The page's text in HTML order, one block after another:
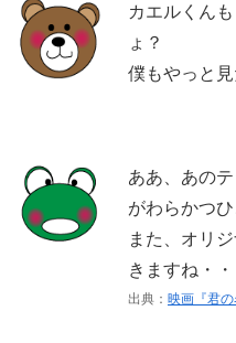
カエルくん
ょ？
僕もやっと
ああ、あの
がわらかつ
また、オリ
きますね・・
出典： 映画『君